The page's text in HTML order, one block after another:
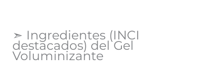
➣ Ingredientes (INCI
destacados) del Gel
Voluminizante